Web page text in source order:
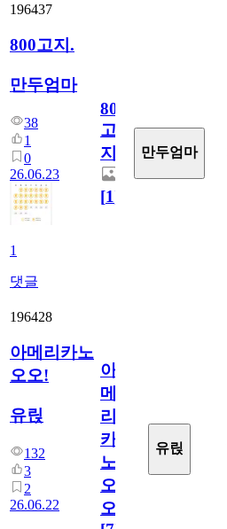
196437
800고지.
만두엄마
38
1
0
26.06.23
1
댓글
800
고
지.
[1]
만두엄마
196428
아메리카노
오오!
유릱
132
3
2
26.06.22
아
메
리
카
노
오
오!
유릱